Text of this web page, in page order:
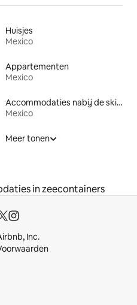
Huisjes
Mexico
Appartementen
Mexico
Accommodaties nabij de skipiste
Mexico
Meer tonen
in zeecontainers
Inc.